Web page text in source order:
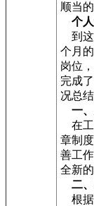
顺当的
个
到这
个月
岗位
完成
况总结
一
在工
章制
善工
全新
二
根据